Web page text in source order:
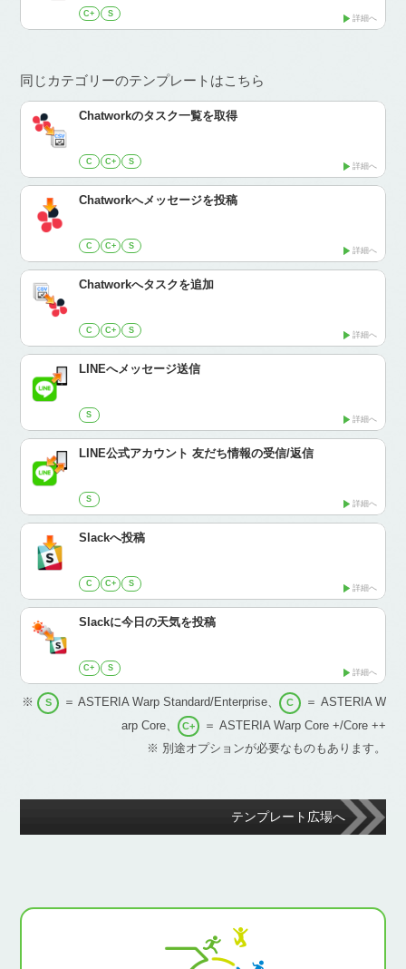
C+ S 詳細へ
同じカテゴリーのテンプレートはこちら
Chatworkのタスク一覧を取得
C C+ S 詳細へ
Chatworkへメッセージを投稿
C C+ S 詳細へ
Chatworkへタスクを追加
C C+ S 詳細へ
LINEへメッセージ送信
S 詳細へ
LINE公式アカウント 友だち情報の受信/返信
S 詳細へ
Slackへ投稿
C C+ S 詳細へ
Slackに今日の天気を投稿
C+ S 詳細へ
※ S ＝ ASTERIA Warp Standard/Enterprise、 C
＝ ASTERIA W
arp Core、
C+
＝ ASTERIA Warp Core +/Core ++
※ 別途オプションが必要なものもあります。
テンプレート広場へ